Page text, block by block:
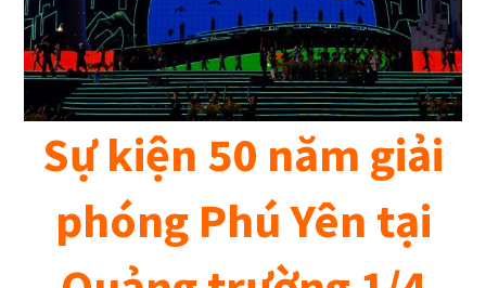
Sự kiện 50 năm giải
phóng Phú Yên tại